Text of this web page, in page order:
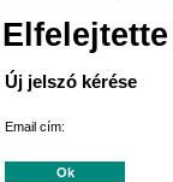
Új jelszó kérése
Email cím: